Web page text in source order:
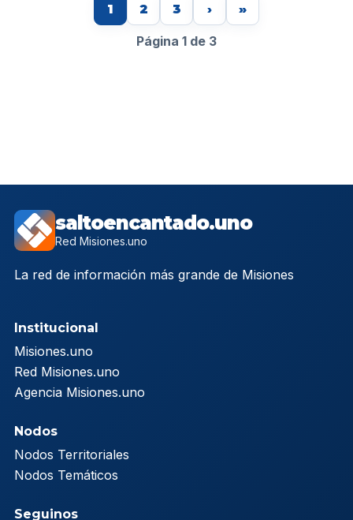
1 2 3 › »
Página 1 de 3
saltoencantado.uno
Red Misiones.uno
La red de información más grande de Misiones
Institucional
Misiones.uno
Red Misiones.uno
Agencia Misiones.uno
Nodos
Nodos Territoriales
Nodos Temáticos
Seguinos